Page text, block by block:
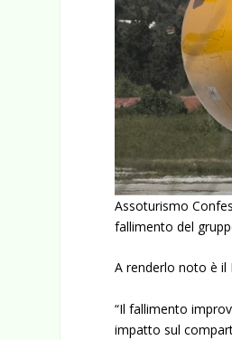
Assoturismo
fallimento del
A renderlo noto è
“Il fallimento
impatto sul